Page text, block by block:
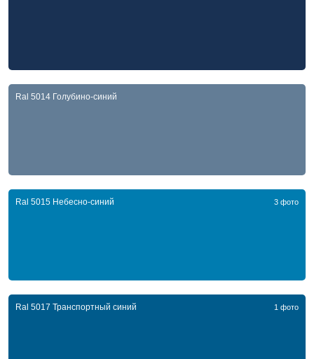
Ral 5014 Голубино-синий
Ral 5015 Небесно-синий 3 фото
Ral 5017 Транспортный синий 1 фото